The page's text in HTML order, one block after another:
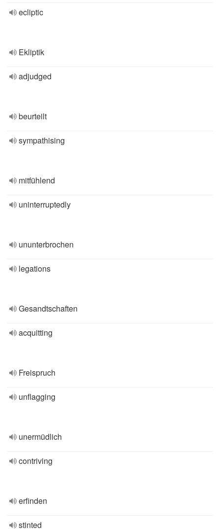
ecliptic
Ekliptik
adjudged
beurteilt
sympathising
mitfühlend
uninterruptedly
ununterbrochen
legations
Gesandtschaften
acquitting
Freispruch
unflagging
unermüdlich
contriving
erfinden
stinted